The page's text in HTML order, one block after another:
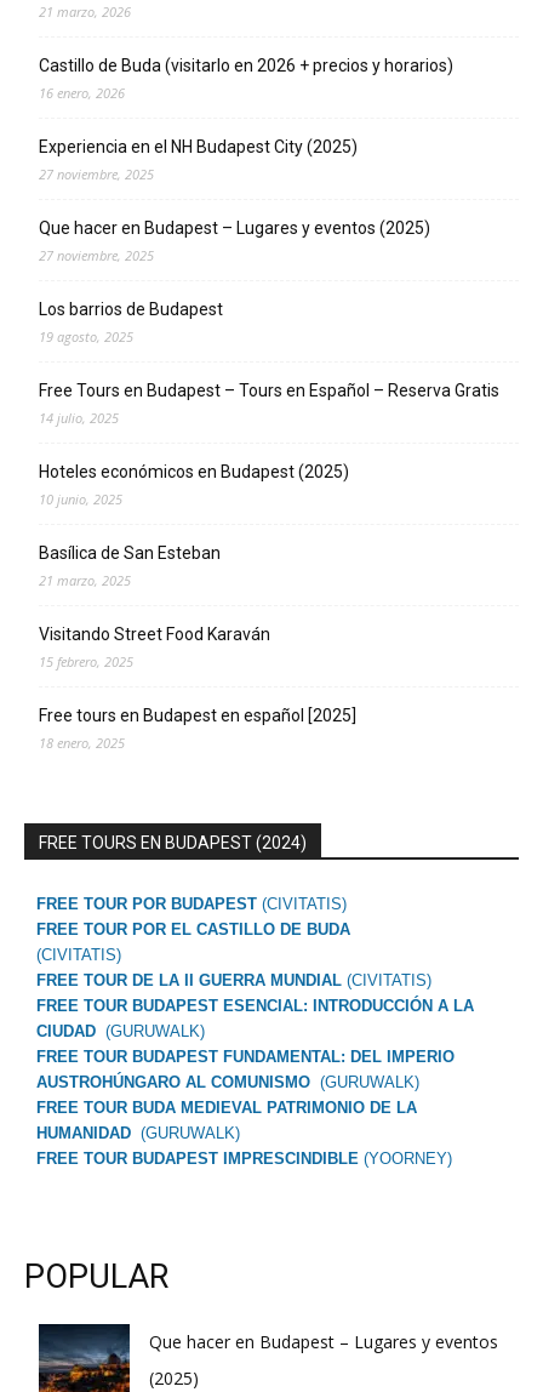
21 marzo, 2026
Castillo de Buda (visitarlo en 2026 + precios y horarios)
16 enero, 2026
Experiencia en el NH Budapest City (2025)
27 noviembre, 2025
Que hacer en Budapest – Lugares y eventos (2025)
27 noviembre, 2025
Los barrios de Budapest
19 agosto, 2025
Free Tours en Budapest – Tours en Español – Reserva Gratis
14 julio, 2025
Hoteles económicos en Budapest (2025)
10 junio, 2025
Basílica de San Esteban
21 marzo, 2025
Visitando Street Food Karaván
15 febrero, 2025
Free tours en Budapest en español [2025]
18 enero, 2025
FREE TOURS EN BUDAPEST (2024)
FREE TOUR POR BUDAPEST (CIVITATIS)
FREE TOUR POR EL CASTILLO DE BUDA
(CIVITATIS)
FREE TOUR DE LA II GUERRA MUNDIAL (CIVITATIS)
FREE TOUR BUDAPEST ESENCIAL: INTRODUCCIÓN A LA
CIUDAD (GURUWALK)
FREE TOUR BUDAPEST FUNDAMENTAL: DEL IMPERIO
AUSTROHÚNGARO AL COMUNISMO (GURUWALK)
FREE TOUR BUDA MEDIEVAL PATRIMONIO DE LA
HUMANIDAD (GURUWALK)
FREE TOUR BUDAPEST IMPRESCINDIBLE (YOORNEY)
POPULAR
Que hacer en Budapest – Lugares y eventos
(2025)